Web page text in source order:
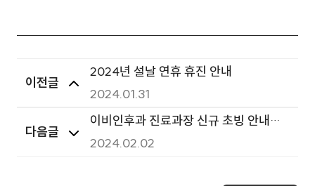
이전글
2024년 설날 연휴 휴진 안내
2024.01.31
다음글
이비인후과 진료과장 신규 초빙 안내
(24.02.01부터 진료)
2024.02.02